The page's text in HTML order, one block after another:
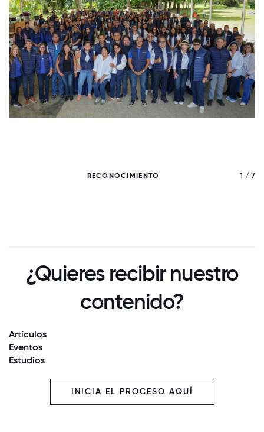
RECONOCIMIENTO 1 / 7
¿Quieres recibir nuestro
contenido?
Artículos
Eventos
Estudios
INICIA EL PROCESO AQUÍ